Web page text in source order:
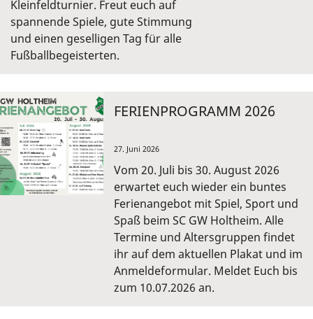
Kleinfeldturnier. Freut euch auf
spannende Spiele, gute Stimmung
und einen geselligen Tag für alle
Fußballbegeisterten.
FERIENPROGRAMM 2026
27. Juni 2026
Vom 20. Juli bis 30. August 2026
erwartet euch wieder ein buntes
Ferienangebot mit Spiel, Sport und
Spaß beim SC GW Holtheim. Alle
Termine und Altersgruppen findet
ihr auf dem aktuellen Plakat und im
Anmeldeformular. Meldet Euch bis
zum 10.07.2026 an.